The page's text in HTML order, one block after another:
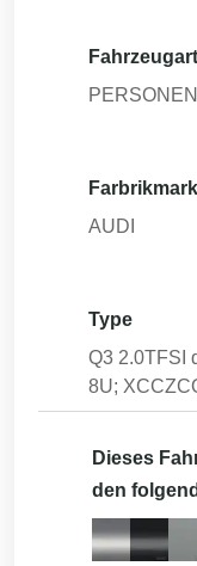
Fahrzeugart
AUDI
Type
Q3 2.0TFSI
8U;
Dieses
den